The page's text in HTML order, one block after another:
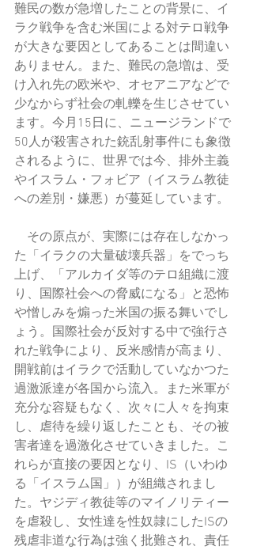
難民の数が急増したことの背景に、イ
ラク戦争を含む米国による対テロ戦争
が大きな要因としてあることは間違い
ありません。また、難民の急増は、受
け入れ先の欧米や、オセアニアなどで
少なからず社会の軋轢を生じさせてい
ます。今月15日に、ニュージランドで
50人が殺害された銃乱射事件にも象徴
されるように、世界では今、排外主義
やイスラム・フォビア（イスラム教徒
への差別・嫌悪）が蔓延しています。
その原点が、実際には存在しなかっ
た「イラクの大量破壊兵器」をでっち
上げ、「アルカイダ等のテロ組織に渡
り、国際社会への脅威になる」と恐怖
や憎しみを煽った米国の振る舞いでし
ょう。国際社会が反対する中で強行さ
れた戦争により、反米感情が高まり、
開戦前はイラクで活動していなかつた
過激派達が各国から流入。また米軍が
充分な容疑もなく、次々に人々を拘束
し、虐待を繰り返したことも、その被
害者達を過激化させていきました。こ
れらが直接の要因となり、IS（いわゆ
る「イスラム国」）が組織されまし
た。ヤジディ教徒等のマイノリティー
を虐殺し、女性達を性奴隷にしたISの
残虐非道な行為は強く批難され、責任